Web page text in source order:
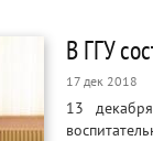
В ГГУ
17 дек 2018
13